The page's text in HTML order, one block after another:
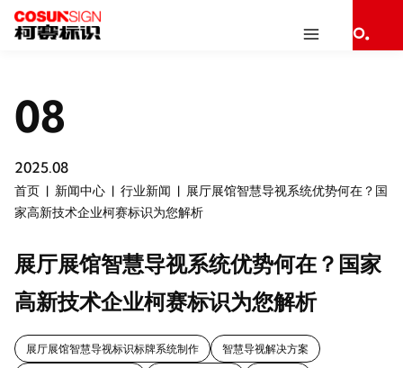
首页 新闻中心 行业新闻
展厅展馆智慧导视系统优势何在？国
家高新技术企业柯赛标识为您解析
展厅展馆智慧导视系统优势何在？国家
高新技术企业柯赛标识为您解析
展厅展馆智慧导视标识标牌系统制作 智慧导视解决方案
08
2025.08